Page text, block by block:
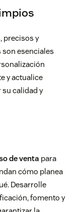
precisos y
esenciales
y actualice
calidad y
de venta para
cómo planea
Desarrolle
fomento y